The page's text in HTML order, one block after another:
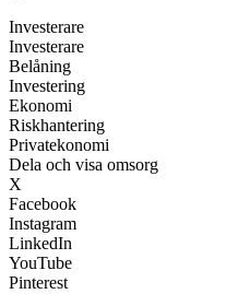
Investerare
Investerare
Belåning
Investering
Ekonomi
Riskhantering
Privatekonomi
Dela och visa omsorg
X
Facebook
Instagram
LinkedIn
YouTube
Pinterest